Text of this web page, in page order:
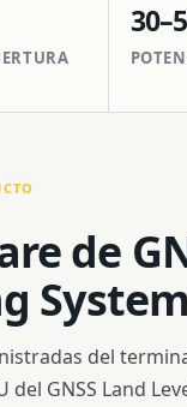
de
del
del GNSS Land